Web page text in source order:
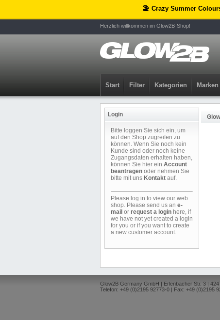
🏖️ Crazy Summer
Herzlich willkommen im Glow2B-Shop!
Start Filter Kategorien Marken
Login
Bitte loggen Sie sich ein, um
auf den Shop zugreifen zu
können. Wenn Sie noch kein
Kunde sind oder noch keine
Zugangsdaten erhalten haben,
können Sie hier ein Account
beantragen oder nehmen Sie
bitte mit uns Kontakt auf.
Please log in to view our web
shop. Please send us an e-
mail or request a login here, if
we have not yet created a login
for you or if you want to create
a new customer account.
Glow2B Germany GmbH | Erlenbacher Str. 3 |
Telefon: +49 (0)2195 92773-0 | Fax: +49 (0)2195